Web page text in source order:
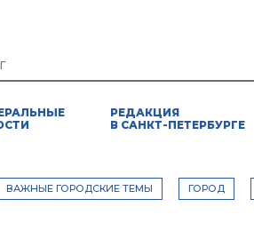
РЕДАКЦИЯ
В САНКТ-ПЕТЕРБУРГЕ
ВАЖНЫЕ ГОРОДСКИЕ ТЕМЫ ГОРОД